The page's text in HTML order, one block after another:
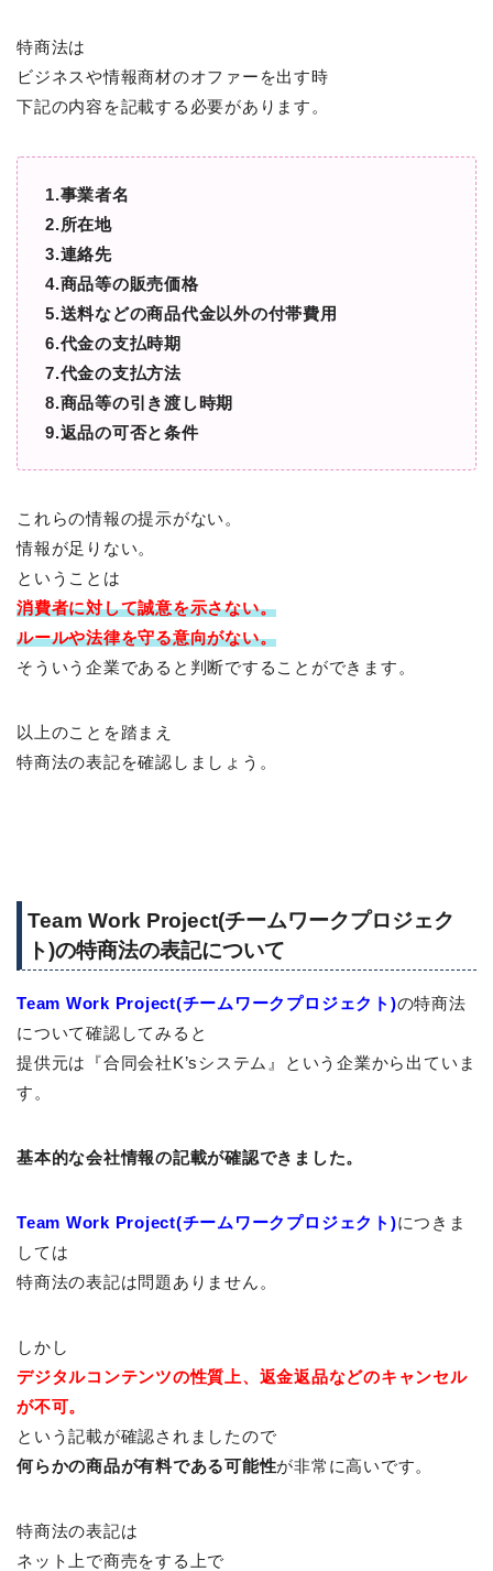
特商法は
ビジネスや情報商材のオファーを出す時
下記の内容を記載する必要があります。
1.事業者名
2.所在地
3.連絡先
4.商品等の販売価格
5.送料などの商品代金以外の付帯費用
6.代金の支払時期
7.代金の支払方法
8.商品等の引き渡し時期
9.返品の可否と条件
これらの情報の提示がない。
情報が足りない。
ということは
消費者に対して誠意を示さない。
ルールや法律を守る意向がない。
そういう企業であると判断ですることができます。
以上のことを踏まえ
特商法の表記を確認しましょう。
Team Work Project(チームワークプロジェク
ト)の特商法の表記について
Team Work Project(チームワークプロジェクト)の特商法
について確認してみると
提供元は『合同会社K’sシステム』という企業から出ていま
す。
基本的な会社情報の記載が確認できました。
Team Work Project(チームワークプロジェクト)につきま
しては
特商法の表記は問題ありません。
しかし
デジタルコンテンツの性質上、返金返品などのキャンセル
が不可。
という記載が確認されましたので
何らかの商品が有料である可能性が非常に高いです。
特商法の表記は
ネット上で商売をする上で